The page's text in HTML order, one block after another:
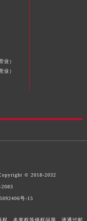
业）
业）
© 2018-2032
2083
号-15
、名誉权等侵权问题，请通过邮